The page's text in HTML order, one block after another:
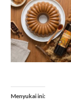
Menyukai ini: